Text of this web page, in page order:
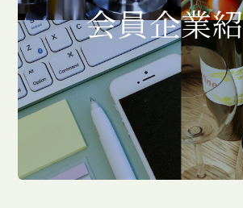
会員企業